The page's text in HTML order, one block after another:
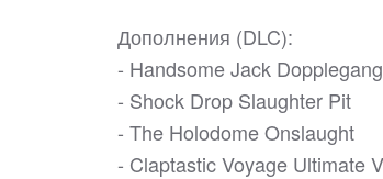
Дополнения (DLC):
- Handsome Jack
- Shock Drop Slaughter Pit
- The Holodome Onslaught
- Claptastic Voyage Ultimate